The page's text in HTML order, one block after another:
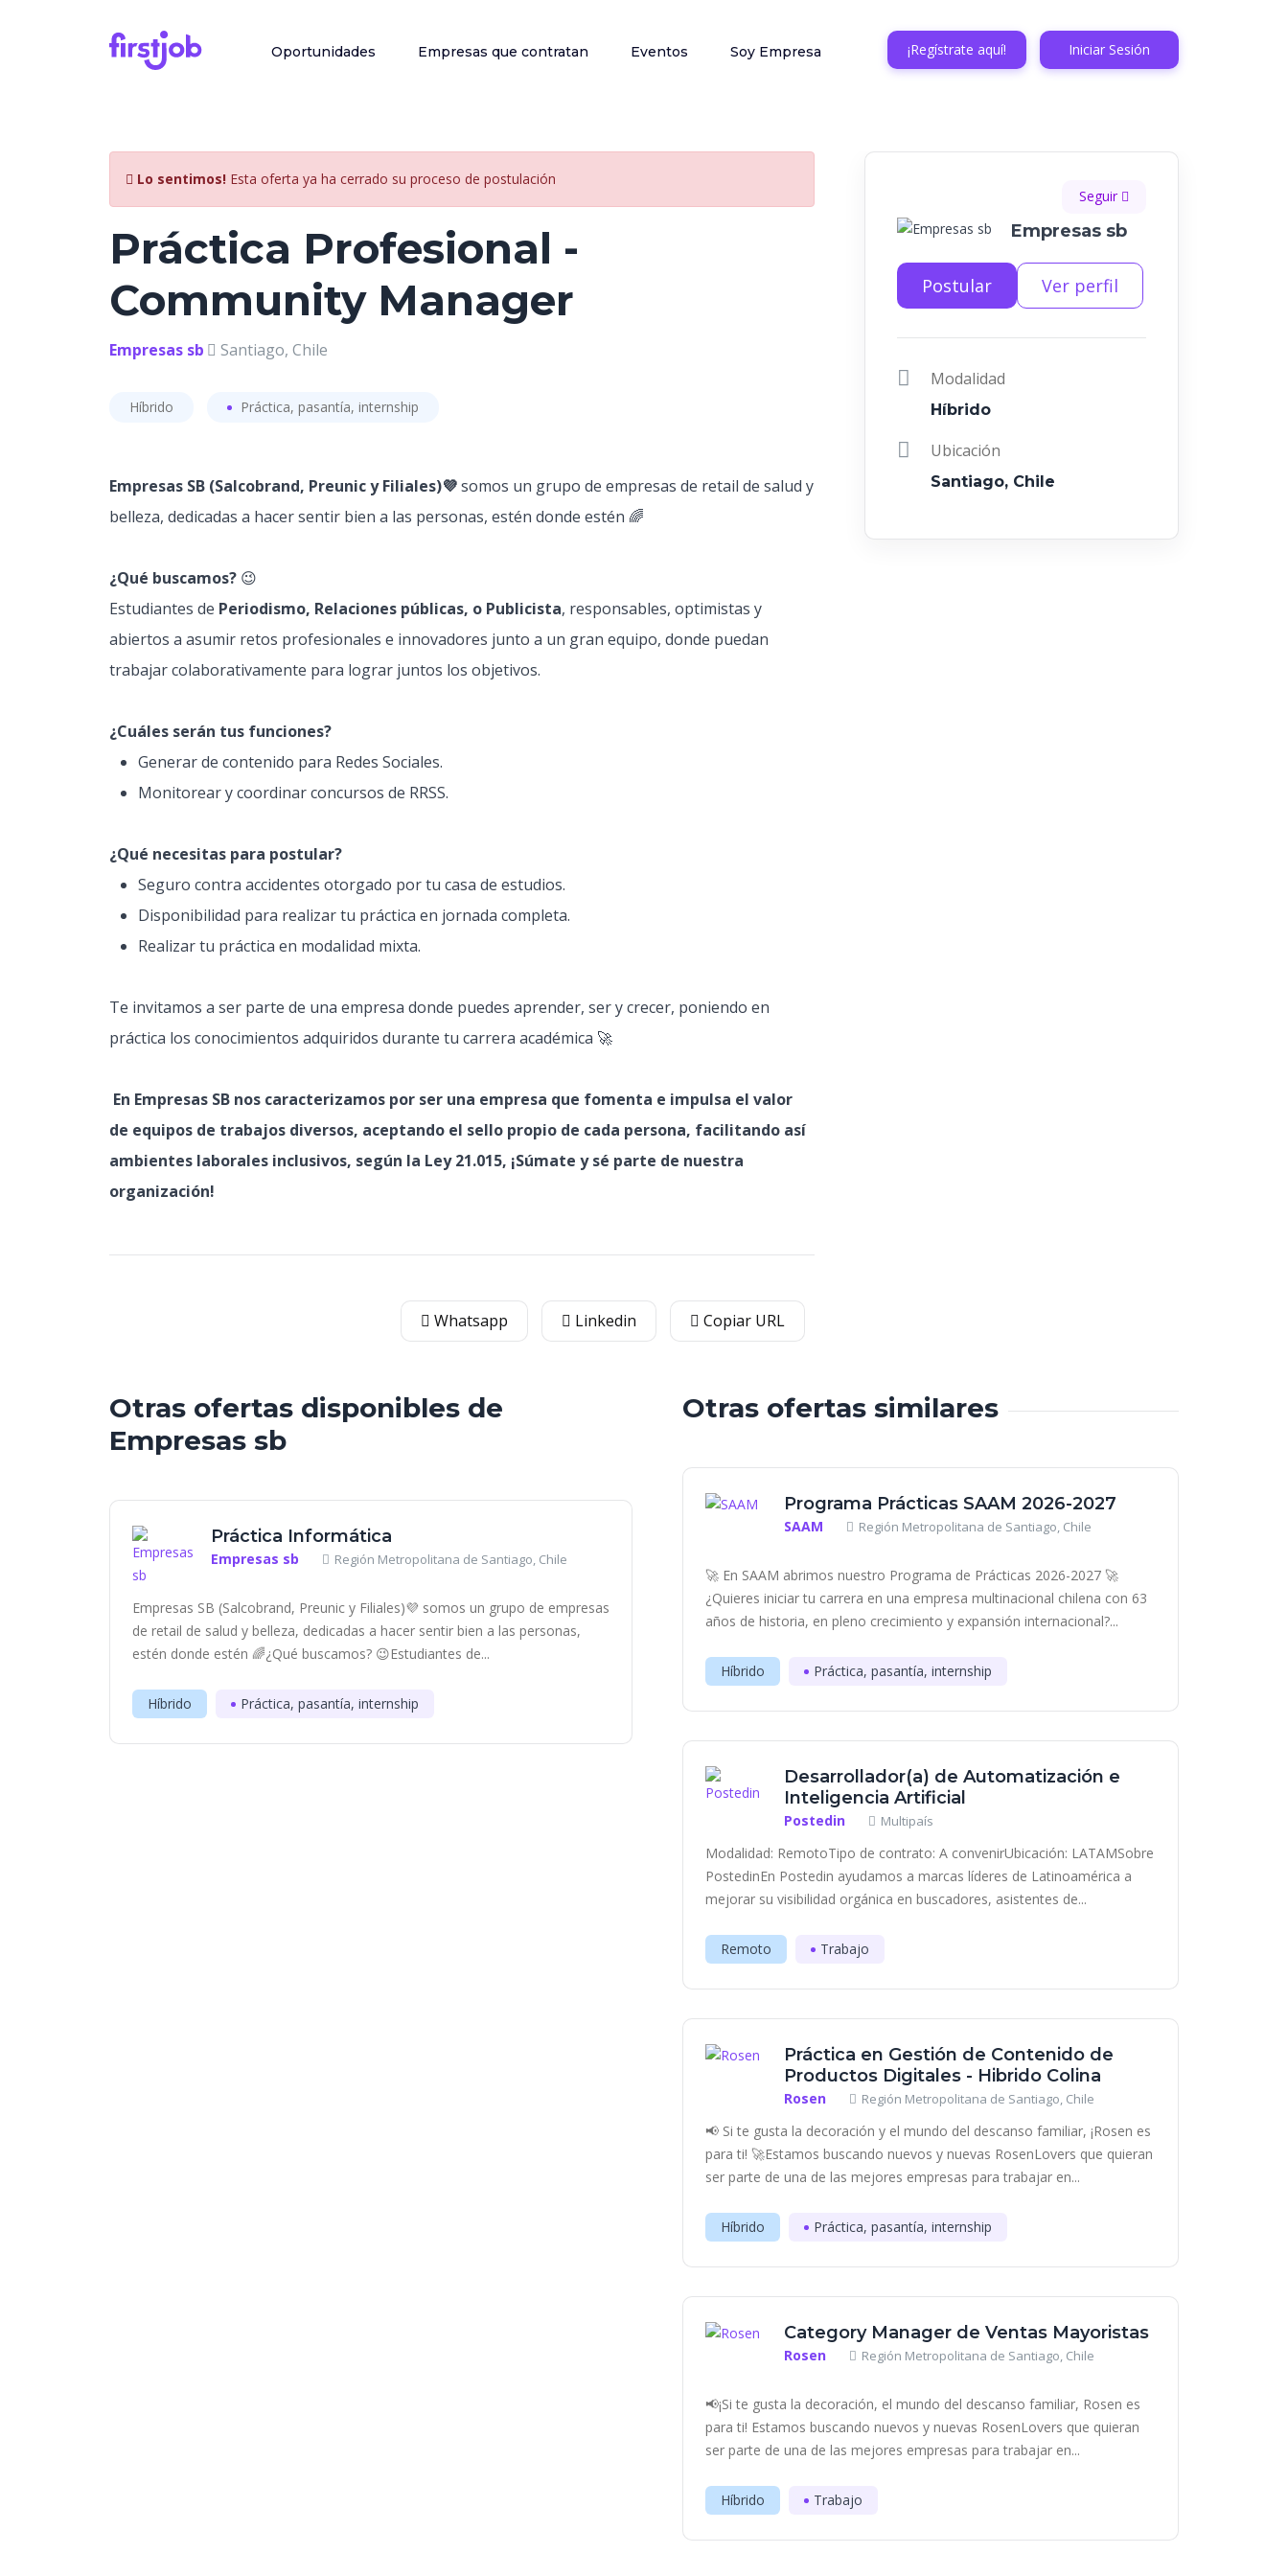
Oportunidades Empresas que contratan Eventos Soy Empresa ¡Regístrate aquí! Iniciar Sesión
Lo sentimos! Esta oferta ya ha cerrado su proceso de postulación
Práctica Profesional -
Community Manager
Empresas sb Santiago, Chile
Híbrido Práctica, pasantía, internship
Empresas SB (Salcobrand, Preunic y Filiales)💜somos un grupo de empresas de retail de salud y
belleza, dedicadas a hacer sentir bien a las personas, estén donde estén 🌈
¿Qué buscamos? 😉
Estudiantes de Periodismo, Relaciones públicas, o Publicista, responsables, optimistas y
abiertos a asumir retos profesionales e innovadores junto a un gran equipo, donde puedan
trabajar colaborativamente para lograr juntos los objetivos.
¿Cuáles serán tus funciones?
Generar de contenido para Redes Sociales.
Monitorear y coordinar concursos de RRSS.
¿Qué necesitas para postular?
Seguro contra accidentes otorgado por tu casa de estudios.
Disponibilidad para realizar tu práctica en jornada completa.
Realizar tu práctica en modalidad mixta.
Te invitamos a ser parte de una empresa donde puedes aprender, ser y crecer, poniendo en
práctica los conocimientos adquiridos durante tu carrera académica 🚀
En Empresas SB nos caracterizamos por ser una empresa que fomenta e impulsa el valor
de equipos de trabajos diversos, aceptando el sello propio de cada persona, facilitando así
ambientes laborales inclusivos, según la Ley 21.015, ¡Súmate y sé parte de nuestra
organización!
Whatsapp Linkedin Copiar URL
Seguir
Empresas sb
Postular Ver perfil
Modalidad
Híbrido
Ubicación
Santiago, Chile
Otras ofertas disponibles de
Empresas sb
Práctica Informática
Empresas sb Región Metropolitana de Santiago, Chile
Empresas SB (Salcobrand, Preunic y Filiales)💜 somos un grupo de empresas
de retail de salud y belleza, dedicadas a hacer sentir bien a las personas,
estén donde estén 🌈¿Qué buscamos? 😉Estudiantes de...
Híbrido Práctica, pasantía, internship
Otras ofertas similares
Programa Prácticas SAAM 2026-2027
SAAM Región Metropolitana de Santiago, Chile
🚀 En SAAM abrimos nuestro Programa de Prácticas 2026-2027 🚀
¿Quieres iniciar tu carrera en una empresa multinacional chilena con 63
años de historia, en pleno crecimiento y expansión internacional?...
Híbrido Práctica, pasantía, internship
Desarrollador(a) de Automatización e
Inteligencia Artificial
Postedin Multipaís
Modalidad: RemotoTipo de contrato: A convenirUbicación: LATAMSobre
PostedinEn Postedin ayudamos a marcas líderes de Latinoamérica a
mejorar su visibilidad orgánica en buscadores, asistentes de...
Remoto Trabajo
Práctica en Gestión de Contenido de
Productos Digitales - Hibrido Colina
Rosen Región Metropolitana de Santiago, Chile
📢 Si te gusta la decoración y el mundo del descanso familiar, ¡Rosen es
para ti! 🚀Estamos buscando nuevos y nuevas RosenLovers que quieran
ser parte de una de las mejores empresas para trabajar en...
Híbrido Práctica, pasantía, internship
Category Manager de Ventas Mayoristas
Rosen Región Metropolitana de Santiago, Chile
📢¡Si te gusta la decoración, el mundo del descanso familiar, Rosen es
para ti! Estamos buscando nuevos y nuevas RosenLovers que quieran
ser parte de una de las mejores empresas para trabajar en...
Híbrido Trabajo